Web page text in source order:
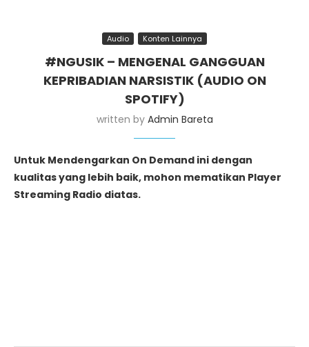
Audio Konten Lainnya
#NGUSIK – MENGENAL GANGGUAN
KEPRIBADIAN NARSISTIK (AUDIO ON
SPOTIFY)
written by Admin Bareta
Untuk Mendengarkan On Demand ini dengan
kualitas yang lebih baik, mohon mematikan Player
Streaming Radio diatas.